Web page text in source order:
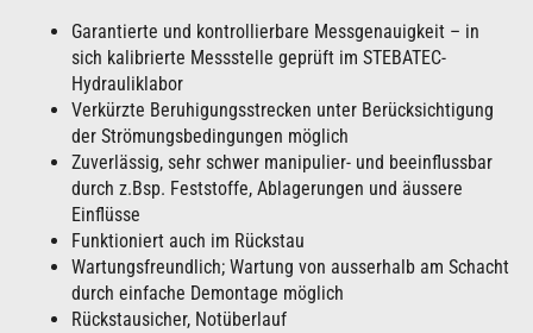
Garantierte und kontrollierbare Messgenauigkeit – in
sich kalibrierte Messstelle geprüft im STEBATEC-
Hydrauliklabor
Verkürzte Beruhigungsstrecken unter Berücksichtigung
der Strömungsbedingungen möglich
Zuverlässig, sehr schwer manipulier- und beeinflussbar
durch z.Bsp. Feststoffe, Ablagerungen und äussere
Einflüsse
Funktioniert auch im Rückstau
Wartungsfreundlich; Wartung von ausserhalb am Schacht
durch einfache Demontage möglich
Rückstausicher, Notüberlauf